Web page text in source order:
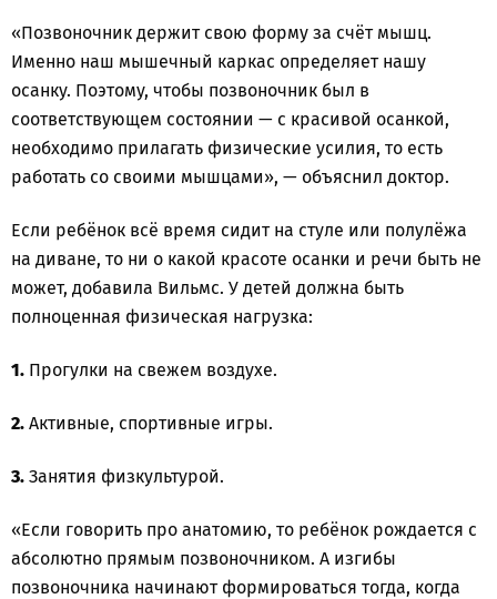
«Позвоночник держит свою форму за счёт мышц.
Именно наш мышечный каркас определяет нашу
осанку. Поэтому, чтобы позвоночник был в
соответствующем состоянии — с красивой осанкой,
необходимо прилагать физические усилия, то есть
работать со своими мышцами», — объяснил доктор.
Если ребёнок всё время сидит на стуле или полулёжа
на диване, то ни о какой красоте осанки и речи быть не
может, добавила Вильмс. У детей должна быть
полноценная физическая нагрузка:
1. Прогулки на свежем воздухе.
2. Активные, спортивные игры.
3. Занятия физкультурой.
«Если говорить про анатомию, то ребёнок рождается с
абсолютно прямым позвоночником. А изгибы
позвоночника начинают формироваться тогда, когда